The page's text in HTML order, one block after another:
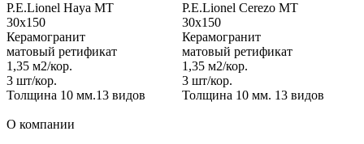
P.E.Lionel Haya MT
30х150
Керамогранит
матовый ретификат
1,35 м2/кор.
3 шт/кор.
Толщина 10 мм.13 видов
P.E.Lionel Cerezo MT
30х150
Керамогранит
матовый ретификат
1,35 м2/кор.
3 шт/кор.
Толщина 10 мм. 13 видов
О компании